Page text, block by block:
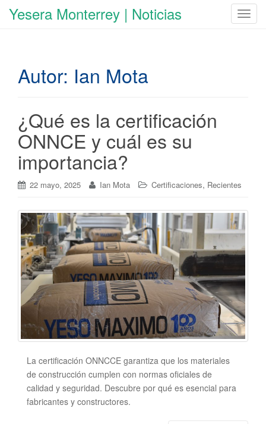
C
i
n
Yesera Monterrey | Noticias
Autor: Ian Mota
¿Qué es la certificación
ONNCE y cuál es su
importancia?
22 mayo, 2025 Ian Mota Certificaciones, Recientes
La certificación ONNCCE garantiza que los materiales
de construcción cumplen con normas oficiales de
calidad y seguridad. Descubre por qué es esencial para
fabricantes y constructores.